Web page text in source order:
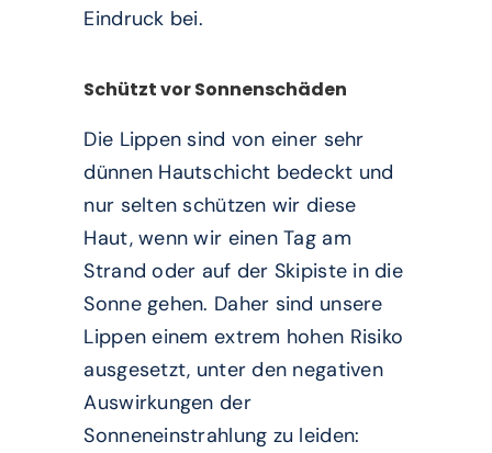
Eindruck bei.
Schützt vor Sonnenschäden
Die Lippen sind von einer sehr
dünnen Hautschicht bedeckt und
nur selten schützen wir diese
Haut, wenn wir einen Tag am
Strand oder auf der Skipiste in die
Sonne gehen. Daher sind unsere
Lippen einem extrem hohen Risiko
ausgesetzt, unter den negativen
Auswirkungen der
Sonneneinstrahlung zu leiden: